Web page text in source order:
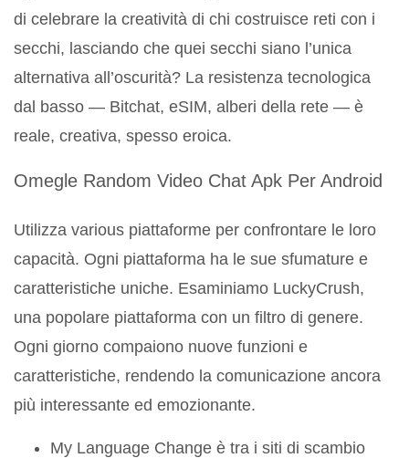
di celebrare la creatività di chi costruisce reti con i
secchi, lasciando che quei secchi siano l’unica
alternativa all’oscurità? La resistenza tecnologica
dal basso — Bitchat, eSIM, alberi della rete — è
reale, creativa, spesso eroica.
Omegle Random Video Chat Apk Per Android
Utilizza various piattaforme per confrontare le loro
capacità. Ogni piattaforma ha le sue sfumature e
caratteristiche uniche. Esaminiamo LuckyCrush,
una popolare piattaforma con un filtro di genere.
Ogni giorno compaiono nuove funzioni e
caratteristiche, rendendo la comunicazione ancora
più interessante ed emozionante.
My Language Change è tra i siti di scambio